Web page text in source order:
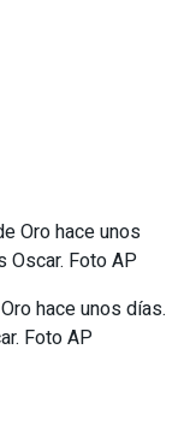
hace unos días.
Foto AP